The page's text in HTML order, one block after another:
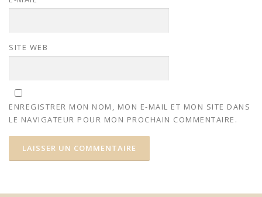
SITE WEB
ENREGISTRER MON NOM, MON E-MAIL ET MON SITE DANS
LE NAVIGATEUR POUR MON PROCHAIN COMMENTAIRE.